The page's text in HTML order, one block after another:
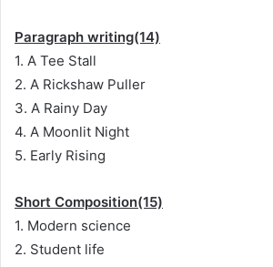
Paragraph writing(14)
1. A Tee Stall
2. A Rickshaw Puller
3. A Rainy Day
4. A Moonlit Night
5. Early Rising
Short Composition(15)
1. Modern science
2. Student life